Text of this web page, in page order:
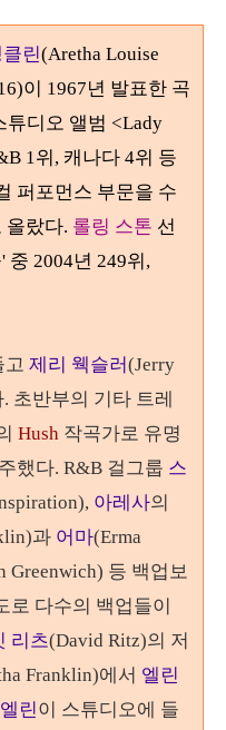
린(Aretha Louise
이 1967년 발표한 곡
튜디오 앨범 <Lady
1위, 캐나다 4위 등
퍼포먼스 부문을 수
올랐다. 롤링 스톤 선
중 2004년 249위 ,
고 제리 웩슬러(Jerry
초반부의 기타 트레
Hush 작곡가로 유명
했다. R&B 걸그룹 스
아레사의
과 어 마(Erma
Greenwich) 등 백업보
로 다수의 백업들이
리츠(David Ritz)의 저
Franklin)에서 엘린
엘린이 스튜디오에 들